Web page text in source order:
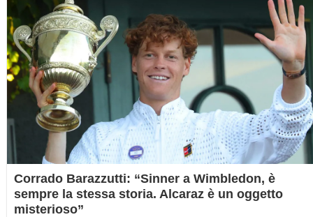
Corrado Barazzutti: “Sinner a Wimbledon, è
sempre la stessa storia. Alcaraz è un oggetto
misterioso”